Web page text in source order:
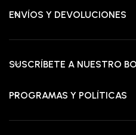
ENVÍOS Y DEVOLUCIONES
SUSCRÍBETE A NUESTRO
PROGRAMAS Y POLÍTICAS